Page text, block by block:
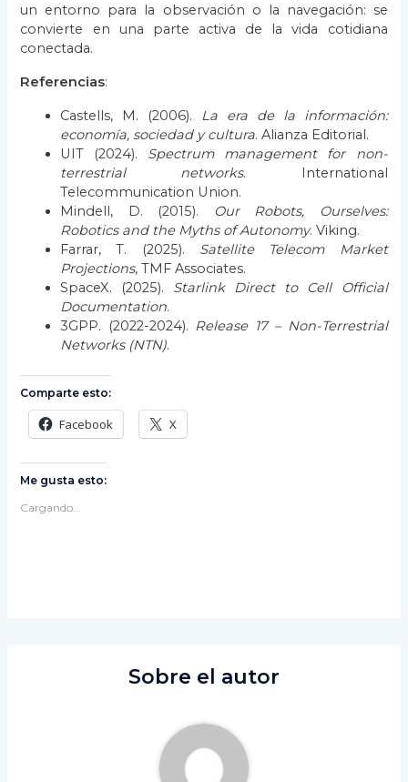
un entorno para la observación o la navegación: se
convierte en una parte activa de la vida cotidiana
conectada.
Referencias:
Castells, M. (2006). La era de la información:
economía, sociedad y cultura. Alianza Editorial.
UIT (2024). Spectrum management for non-
terrestrial networks. International
Telecommunication Union.
Mindell, D. (2015).
Our Robots, Ourselves:
Robotics and the Myths of Autonomy. Viking.
Farrar, T. (2025). Satellite Telecom Market
Projections, TMF Associates.
SpaceX. (2025). Starlink Direct to Cell Official
Documentation.
3GPP. (2022-2024). Release 17 – Non-Terrestrial
Networks (NTN).
Comparte esto:
Facebook X
Me gusta esto:
Cargando...
Sobre el autor